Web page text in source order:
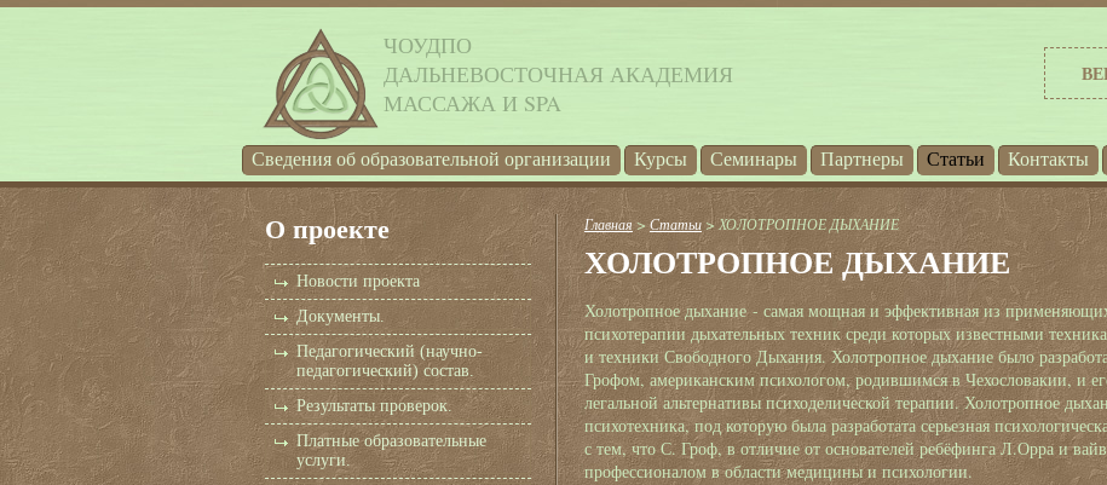
ЧОУДПО
ДАЛЬНЕВОСТОЧНАЯ АКАДЕМИЯ
МАССАЖА И SPA
Cведения об образовательной организации Курсы Семинары Партнеры Статьи Контакты
О проекте
Новости проекта
Документы.
Педагогический (научно-
педагогический) состав.
Результаты проверок.
Платные образовательные
услуги.
Главная > Статьи > ХОЛОТРОПНОЕ ДЫХАНИЕ
ХОЛОТРОПНОЕ ДЫХАНИЕ
Холотропное дыхание - самая мощная и эффективная из
психотерапии дыхательных техник среди которых известными
и техники Свободного Дыхания. Холотропное дыхание было
Грофом, американским психологом, родившимся в Чехословакии, и
легальной альтернативы психоделической терапии. Холотропное
психотехника, под которую была разработата серьезная
с тем, что С. Гроф, в отличие от основателей ребёфинга Л.Орра и
профессионалом в области медицины и психологии.